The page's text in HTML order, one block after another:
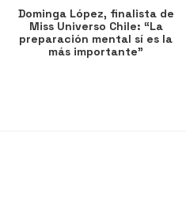
Dominga López, finalista de
Miss Universo Chile: “La
preparación mental sí es la
más importante”